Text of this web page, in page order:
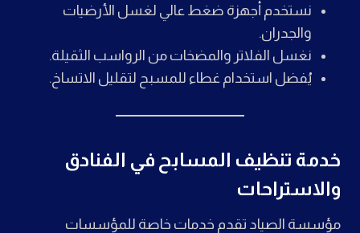
نستخدم أجهزة ضغط عالي لغسل الأرضيات
والجدران.
نغسل الفلاتر والمضخات من الرواسب الثقيلة.
يُفضل استخدام غطاء للمسبح لتقليل الاتساخ.
خدمة تنظيف المسابح في الفنادق
والاستراحات
مؤسسة الصياد تقدم خدمات خاصة للمؤسسات